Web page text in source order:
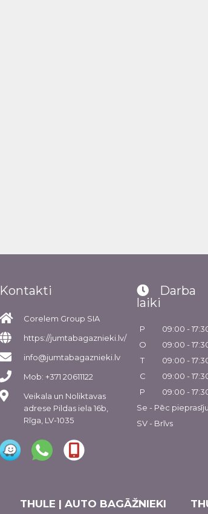
Kontakti
Corelem Group SIA
https://jumtabagaznieki.lv/
info@jumtabagaznieki.lv
Mob: +371 20611122
Veikala un Noliktavas
adrese Pildas iela 16b,
Rīga, LV-1035
Darba
laiki
P
09:00 -
O
09:00 -
T
09:00 -
C
09:00 -
P
09:00 -
Se - Pēc
SV - Brīvs
THULE | AUTO BAGĀŽNIEKI